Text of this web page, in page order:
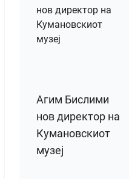
Агим Бислими
нов директор на
Кумановскиот
музеј